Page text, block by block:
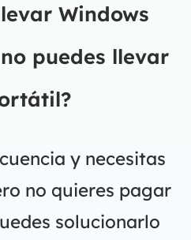
Windows
puedes llevar
y necesitas
no quieres pagar
solucionarlo